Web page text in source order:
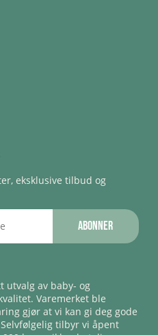
eksklusive tilbud og
Abonner
utvalg av baby- og
Varemerket ble
gjør at vi kan gi deg gode
tilbyr vi åpent